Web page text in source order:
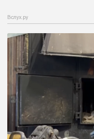
Вслух.ру